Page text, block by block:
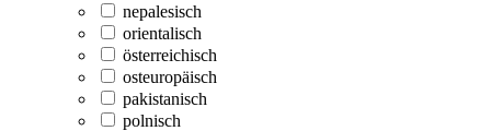
nepalesisch
orientalisch
österreichisch
osteuropäisch
pakistanisch
polnisch